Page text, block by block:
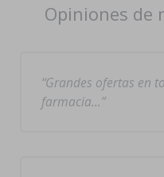
Opiniones de
Grandes ofertas en
farmacia…